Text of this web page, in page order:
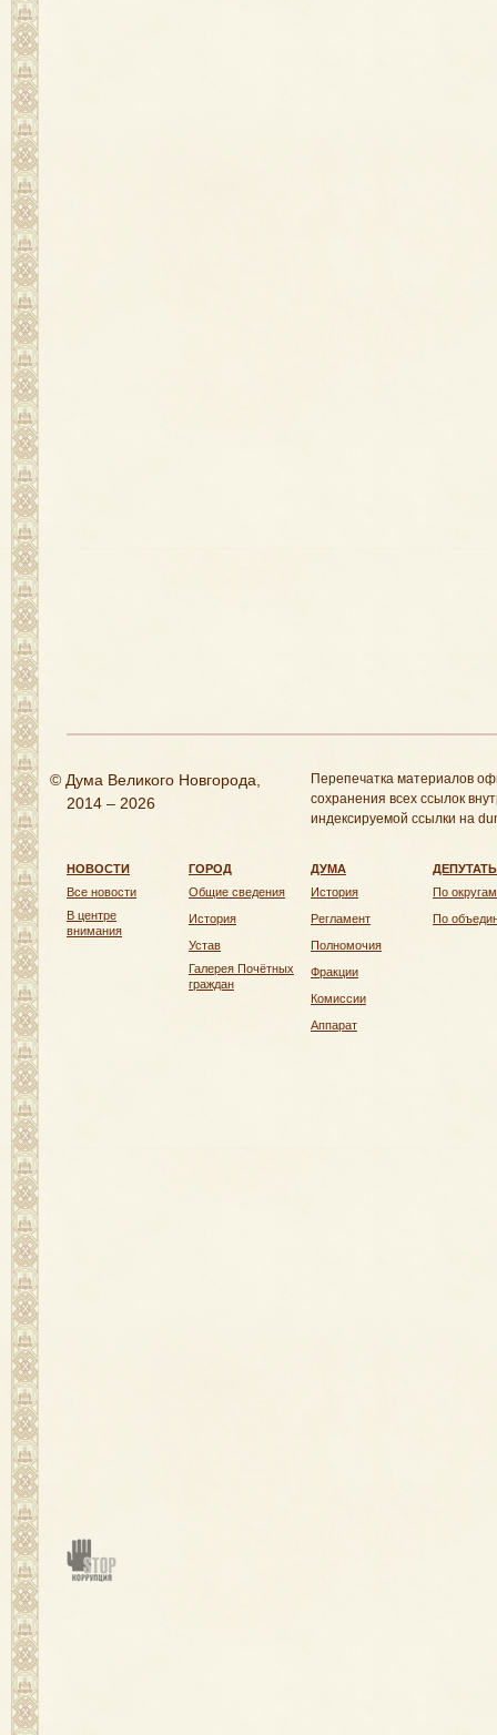
© Дума Великого Новгорода,
2014 – 2026
Перепечатка материалов
сохранения всех ссылок
индексируемой ссылки на
НОВОСТИ
Все новости
В центре
внимания
ГОРОД
Общие сведения
История
Устав
Галерея Почётных
граждан
ДУМА
История
Регламент
Полномочия
Фракции
Комиссии
Аппарат
По округам
По